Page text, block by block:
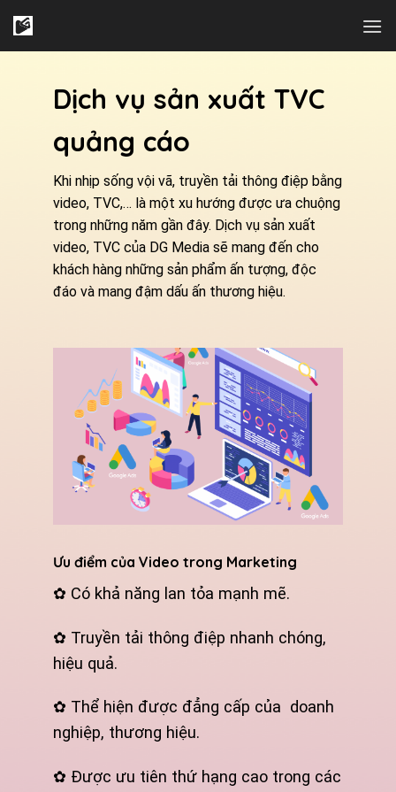
content
Dịch vụ sản xuất TVC
quảng cáo
Khi nhịp sống vội vã, truyền tải thông điệp bằng
video, TVC,… là một xu hướng được ưa chuộng
trong những năm gần đây. Dịch vụ sản xuất
video, TVC của DG Media sẽ mang đến cho
khách hàng những sản phẩm ấn tượng, độc
đáo và mang đậm dấu ấn thương hiệu.
Ưu điểm của Video trong Marketing
✿ Có khả năng lan tỏa mạnh mẽ.
✿ Truyền tải thông điệp nhanh chóng,
hiệu quả.
✿ Thể hiện được đẳng cấp của doanh
nghiệp, thương hiệu.
✿ Được ưu tiên thứ hạng cao trong các